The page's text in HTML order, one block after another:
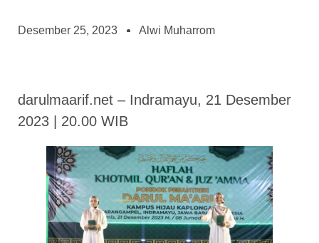
Desember 25, 2023 Alwi Muharrom
darulmaarif.net – Indramayu, 21 Desember
2023 | 20.00 WIB